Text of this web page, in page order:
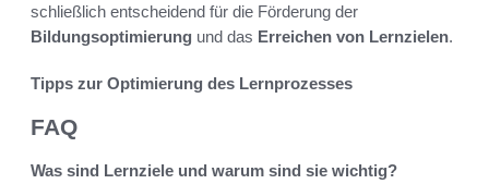
schließlich entscheidend für die Förderung der
Bildungsoptimierung und das Erreichen von Lernzielen.
Tipps zur Optimierung des Lernprozesses
FAQ
Was sind Lernziele und warum sind sie wichtig?